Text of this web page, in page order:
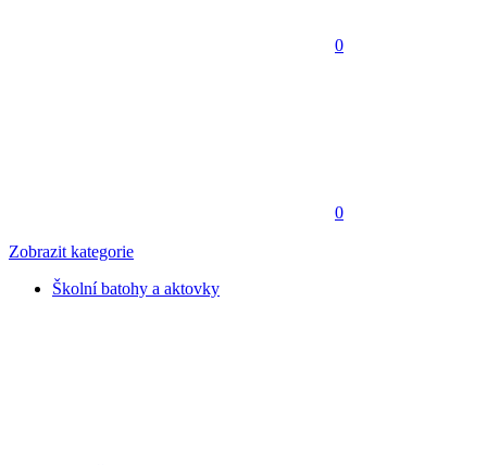
0
0
Zobrazit kategorie
Školní batohy a aktovky